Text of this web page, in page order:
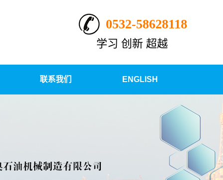
0532-58628118
学习 创新 超越
联系我们 ENGLISH